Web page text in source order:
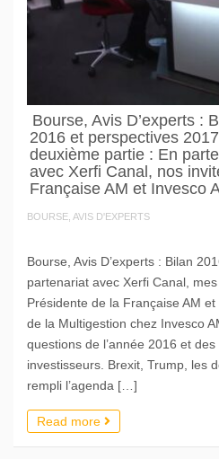
Bourse, Avis D’experts :
2016 et perspectives
deuxième partie : En
avec Xerfi Canal, nos
Française AM et Invesco
BOURSE, AVIS D'EXPERTS
Bourse, Avis D’experts : Bilan
partenariat avec Xerfi Canal,
Présidente de la Française AM
de la Multigestion chez Invesco
questions de l’année 2016 et
investisseurs. Brexit, Trump, les
rempli l’agenda […]
Read more